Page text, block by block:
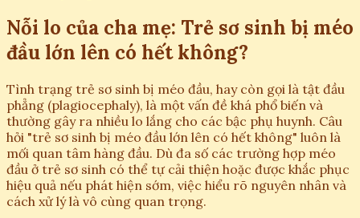
Nỗi lo của cha mẹ: Trẻ sơ sinh bị méo
đầu lớn lên có hết không?
Tình trạng trẻ sơ sinh bị méo đầu, hay còn gọi là tật đầu
phẳng (plagiocephaly), là một vấn đề khá phổ biến và
thường gây ra nhiều lo lắng cho các bậc phụ huynh. Câu
hỏi "trẻ sơ sinh bị méo đầu lớn lên có hết không" luôn là
mối quan tâm hàng đầu. Dù đa số các trường hợp méo
đầu ở trẻ sơ sinh có thể tự cải thiện hoặc được khắc phục
hiệu quả nếu phát hiện sớm, việc hiểu rõ nguyên nhân và
cách xử lý là vô cùng quan trọng.